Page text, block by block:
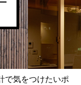
で気をつけたいポ